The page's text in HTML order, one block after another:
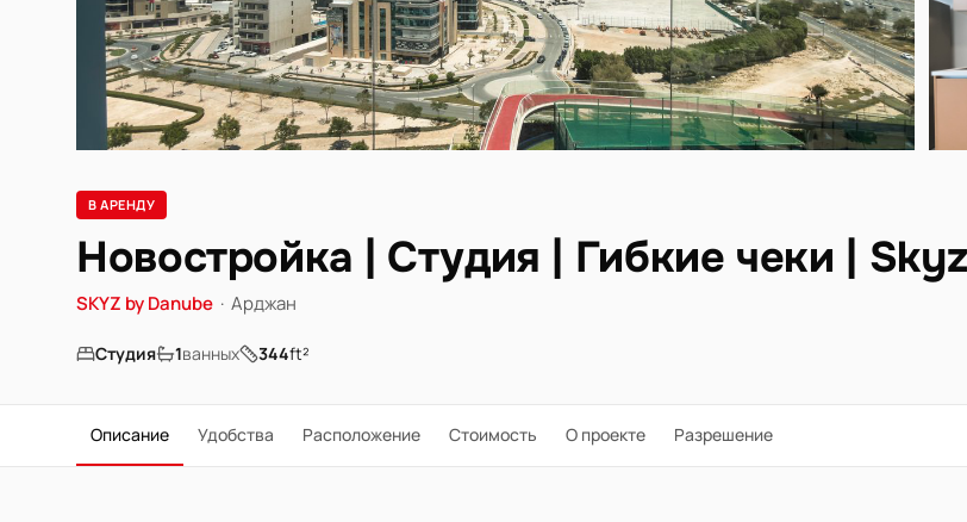
В АРЕНДУ
Новостройка | Студия | Гибкие чеки | Skyz
SKYZ by Danube · Арджан
Студия 1ванных 344ft²
Описание Удобства Расположение Стоимость О проекте Разрешение